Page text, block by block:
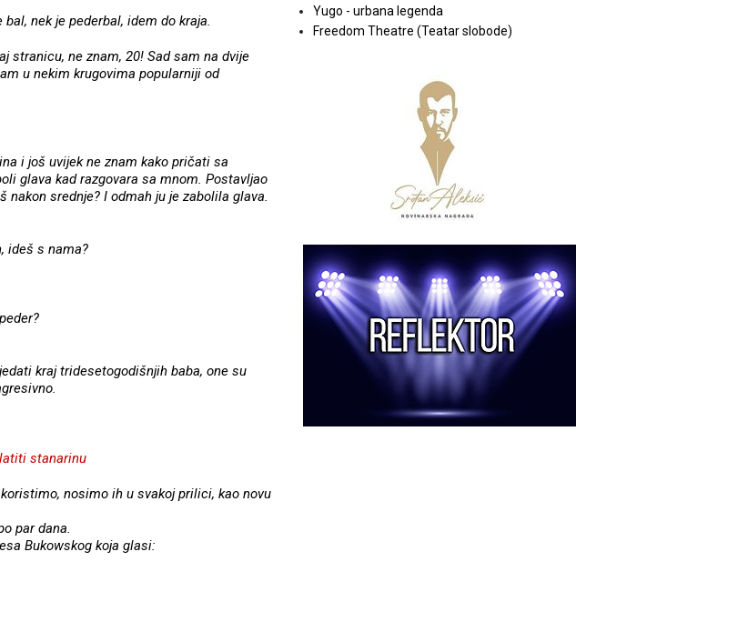
nek je pederbal, idem do kraja.
stranicu, ne znam, 20! Sad sam na dvije
u nekim krugovima popularniji od
i još uvijek ne znam kako pričati sa
glava kad razgovara sa mnom. Postavljao
srednje? I odmah ju je zabolila glava.
ideš s nama?
kraj tridesetogodišnjih baba, one su
stanarinu
nosimo ih u svakoj prilici, kao novu
par dana.
Bukowskog koja glasi:
Yugo - urbana legenda
Freedom Theatre (Teatar slobode)